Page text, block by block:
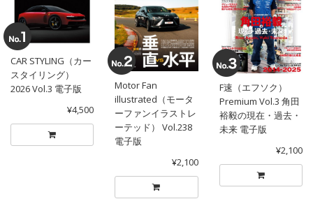
CAR STYLING（カー
スタイリング）
2026 Vol.3 電子版
¥4,500
Motor Fan
illustrated（モータ
ーファンイラストレ
ーテッド） Vol.238
電子版
¥2,100
F速（エフソク）
Premium Vol.3 角田
裕毅の現在・過去・
未来 電子版
¥2,100